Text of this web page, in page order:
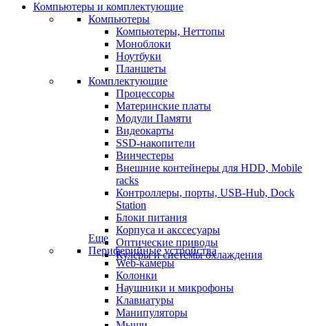
Компьютеры и комплектующие
Компьютеры
Компьютеры, Неттопы
Моноблоки
Ноутбуки
Планшеты
Комплектующие
Процессоры
Материнские платы
Модули Памяти
Видеокарты
SSD-накопители
Винчестеры
Внешние контейнеры для HDD, Mobile
racks
Контроллеры, порты, USB-Hub, Dock
Station
Блоки питания
Корпуса и акссесуары
Оптические приводы
Кулеры и системы охлаждения
Еще
Периферийные устройства
Web-камеры
Колонки
Наушники и микрофоны
Клавиатуры
Манипуляторы